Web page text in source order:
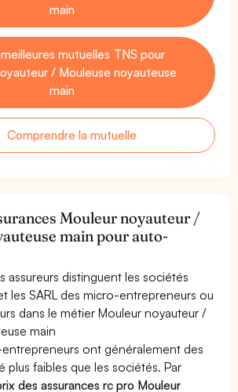
main
mutuelles TNS pour
/ Mouleuse noyauteuse
main
Comprendre la mutuelle
Mouleur noyauteur /
main pour auto-
assureurs distinguent les sociétés
les SARL des micro-entrepreneurs ou
dans le métier Mouleur noyauteur /
main
ont généralement des
plus faibles que les sociétés. Par
des assurances rc pro Mouleur